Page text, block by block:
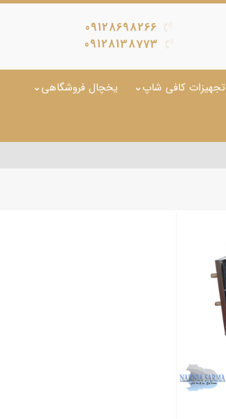
09128698266
09128138773
تجهیزات کافی شاپ یخچال فروشگاهی